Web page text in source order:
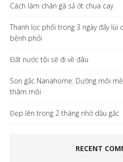
Cách làm chân gà sả ớt chua cay
Thanh lọc phổi trong 3 ngày đẩy lùi
bệnh phổi
Đất nước tôi sẽ đi về đâu
Son gấc Nanahome: Dưỡng môi
thâm môi
Đẹp lên trong 2 tháng nhờ dầu gấc
RECENT